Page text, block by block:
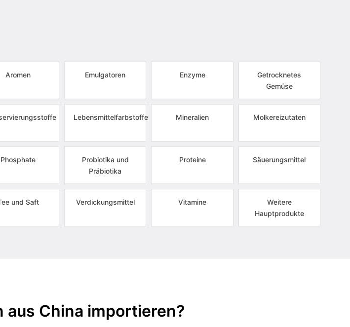
Aromen Emulgatoren Enzyme
Getrocknetes
Gemüse
Lebensmittelfarbstoffe Mineralien Molkereizutaten
Phosphate
Probiotika und
Präbiotika
Proteine Säuerungsmittel
und Saft Verdickungsmittel Vitamine
Weitere
Hauptprodukte
aus China importieren?